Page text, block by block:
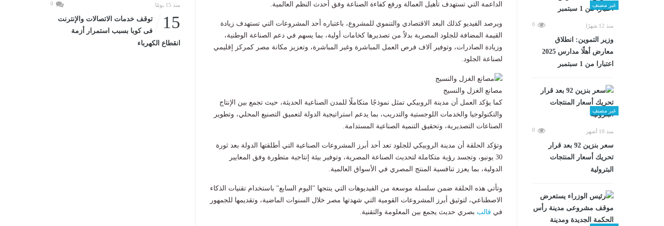
غير مصنف
منذ 12 شهرًا 0
وزير التموين: انطلاق
معارض أهلًا مدارس 2025
اعتبارا من 1 سبتمبر
غير مصنف
منذ 10 أشهر 0
سعر بنزين 92 بعد قرار
تحريك أسعار المنتجات
البترولية
الداعمة التي تستهدف تأهيل العمالة ورفع كفاءة الصناعة وفق أحدث النظم العالمية.
ويرصد الفيديو كذلك البعد الاقتصادي والتنموي للمشروع، باعتباره أحد المشروعات التي تستهدف زيادة
القيمة المضافة للجلود المصرية بدلاً من تصديرها كخامات أولية، بما يسهم في دعم الصناعة الوطنية،
وزيادة الصادرات، وتوفير آلاف فرص العمل المباشرة وغير المباشرة، وتعزيز مكانة مصر كمركز إقليمي
لصناعة الجلود.
مصانع الغزل والنسيج
كما يؤكد العمل أن مدينة الروبيكي تمثل نموذجًا متكاملًا للمدن الصناعية الحديثة، حيث تجمع بين الإنتاج
والتكنولوجيا والخدمات اللوجستية والتدريب، بما يدعم استراتيجية الدولة لتعميق التصنيع المحلي، وتطوير
الصناعات التصديرية، وتحقيق التنمية الصناعية المستدامة.
وتؤكد الحلقة أن مدينة الروبيكي للجلود تعد أحد أبرز المشروعات الصناعية التي أطلقتها الدولة بعد ثورة
30 يونيو، وتجسد رؤية متكاملة لتحديث الصناعة المصرية، وتوفير بيئة إنتاجية متطورة وفق المعايير
الدولية، بما يعزز تنافسية المنتج المصري في الأسواق العالمية.
وتأتي هذه الحلقة ضمن سلسلة موسعة من الفيديوهات التي ينتجها "اليوم السابع" باستخدام تقنيات الذكاء
الاصطناعي، لتوثيق أبرز المشروعات القومية التي شهدتها مصر خلال السنوات الماضية، وتقديمها للجمهور
في قالب بصري حديث يجمع بين المعلومة والتقنية.
منذ 15 يومًا 0
15
توقف خدمات الاتصالات والإنترنت
فى كوبا بسبب استمرار أزمة
انقطاع الكهرباء